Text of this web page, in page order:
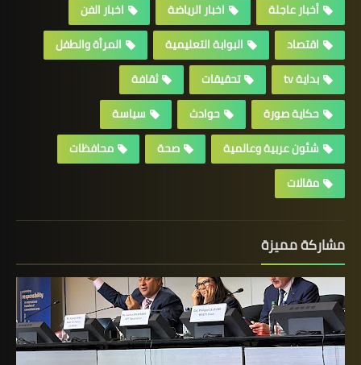
أخبار عاجلة اخبار الرياضة
اخبار الفن
اقتصاد
البوابة التعليمية
المرأة والطفل
بداية tv
تحقيقات
ثقافة
حكاية صورة
حوادث
سياسة
شئون عربية وعالمية
صحة
محافظات
مقالات
مشاركة مميزة